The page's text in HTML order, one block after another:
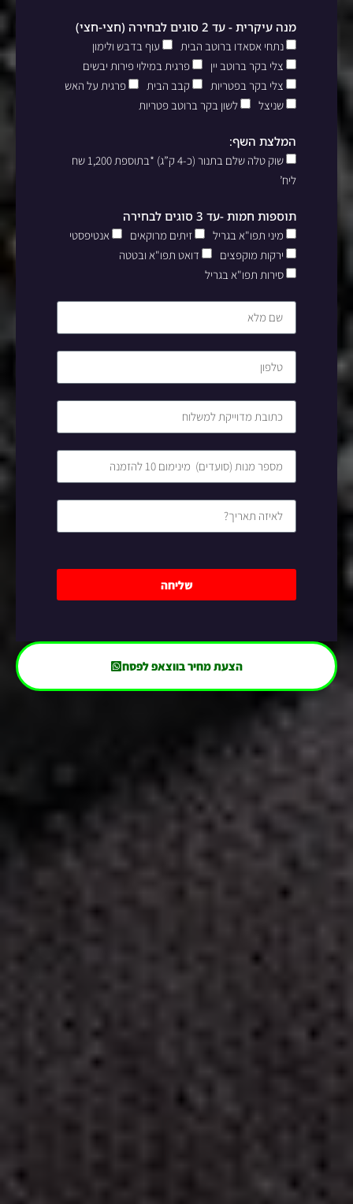
מנה עיקרית - עד 2 סוגים לבחירה (חצי-חצי)
נתחי אסאדו ברוטב הבית
עוף בדבש ולימון
צלי בקר ברוטב יין
פרגית במילוי פירות יבשים
צלי בקר בפטריות
קבב הבית
פרגית על האש
שניצל
לשון בקר ברוטב פטריות
המלצת השף:
שוק טלה שלם בתנור (כ-4 ק”ג) *בתוספת 1,200 שח
ליח’
תוספות חמות -עד 3 סוגים לבחירה
מיני תפו"א בגריל זיתים מרוקאים
אנטיפסטי
ירקות מוקפצים
דואט תפו"א ובטטה
סירות תפו"א בגריל
שליחה
הצעת מחיר בווצאפ לפסח